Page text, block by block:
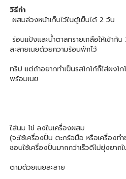
วิธีทำ
ผสมล่วงหน้าเก็บไว้ในตู้เย็นได้ 2 วัน
ร่อนแป้งและน้ำตาลทรายเกลือให้เข้ากั
ละลายเนยด้วยความร้อนพักไว้
ทริป แต่ถ้าอยากทำเป็นรสโกโก้ก็ใส่ผงโ
พร้อมเนย
ใส่นม ไข่ ลงในเครื่องผสม
(จะใช้เครื่องปั่น ตะกร้อมือ หรือเครื่อง
ชอบใช้เครื่องปั่นมากกว่าเร็วดีไม่ยุ่งยาก
ตามด้วยเนยละลาย